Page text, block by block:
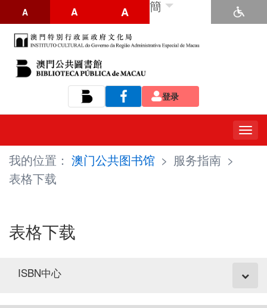
A A A 簡
登录
我的位置： 澳门公共图书馆 > 服务指南 >
表格下载
表格下载
ISBN中心